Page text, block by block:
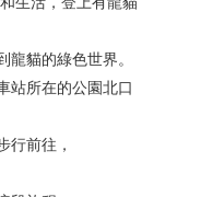
龍貓的綠色世界。
站所在的公園北口
行前往，